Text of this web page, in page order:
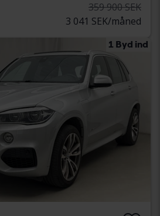
359 900 SEK
3 041 SEK/måned
1 Byd ind